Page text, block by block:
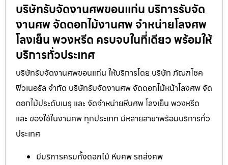
บริษัทรับจัดงานศพขอนแก่น บริการรับจัด
งานศพ จัดดอกไม้งานศพ จำหน่ายโลงศพ
โลงเย็น พวงหรีด ครบจบในที่เดียว พร้อมให้
บริการทั่วประเทศ
บริษัทรับจัดงานศพขอนแก่น ให้บริการโดย บริษัท ภัณฑโชค
ฟิวเนอรัล จำกัด บริษัทรับจัดงานศพ จัดดอกไม้หน้าโลงศพ จัด
ดอกไม้ประดับเมรุ และ จัดจำหน่ายหีบศพ โลงเย็น พวงหรีด
และ ของใช้ในงานศพ ทุกประเภท มีหลายสาขาพร้อมบริการทั่ว
ประเทศ
มีบริการครบทั้งดอกไม้ หีบศพ รถส่งศพ